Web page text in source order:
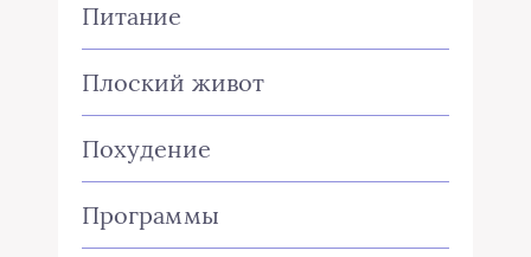
Питание
Плоский живот
Похудение
Программы